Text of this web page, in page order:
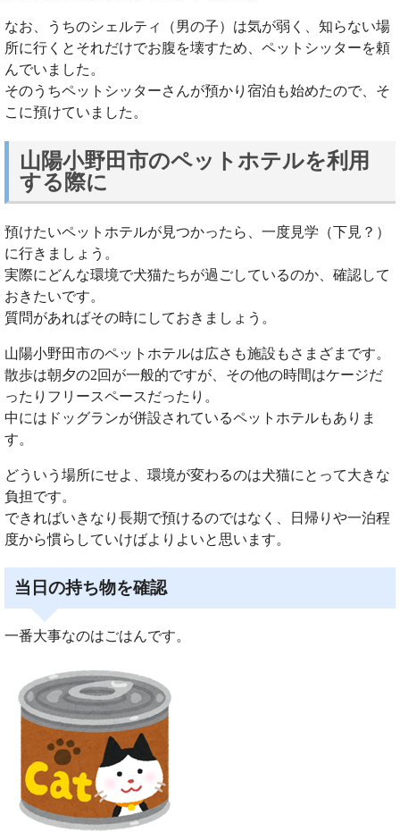
なお、うちのシェルティ（男の子）は気が弱く、知らない場
所に行くとそれだけでお腹を壊すため、ペットシッターを頼
んでいました。
そのうちペットシッターさんが預かり宿泊も始めたので、そ
こに預けていました。
山陽小野田市のペットホテルを利用
する際に
預けたいペットホテルが見つかったら、一度見学（下見？）
に行きましょう。
実際にどんな環境で犬猫たちが過ごしているのか、確認して
おきたいです。
質問があればその時にしておきましょう。
山陽小野田市のペットホテルは広さも施設もさまざまです。
散歩は朝夕の2回が一般的ですが、その他の時間はケージだ
ったりフリースペースだったり。
中にはドッグランが併設されているペットホテルもありま
す。
どういう場所にせよ、環境が変わるのは犬猫にとって大きな
負担です。
できればいきなり長期で預けるのではなく、日帰りや一泊程
度から慣らしていけばよりよいと思います。
当日の持ち物を確認
一番大事なのはごはんです。